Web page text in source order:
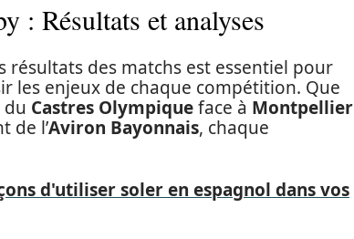
: Résultats et analyses
des matchs est essentiel pour
les enjeux de chaque compétition. Que
du Castres Olympiqueface à Montpellier
de l’Aviron Bayonnais, chaque
d'utiliser soler en espagnol dans vos